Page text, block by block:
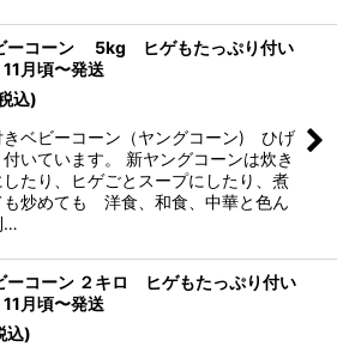
ーコーン 5kg ヒゲもたっぷり付い
月頃〜発送
込)
ベビーコーン（ヤングコーン) ひげ
いています。 新ヤングコーンは炊き
たり、ヒゲごとスープにしたり、煮
も炒めても 洋食、和食、中華と色ん
…
ーコーン ２キロ ヒゲもたっぷり付い
月頃〜発送
込)